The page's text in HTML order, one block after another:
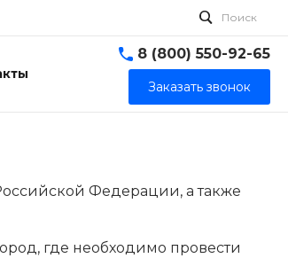
Поиск
8 (800) 550-92-65
Заказать звонок
Федерации, а также
где необходимо провести